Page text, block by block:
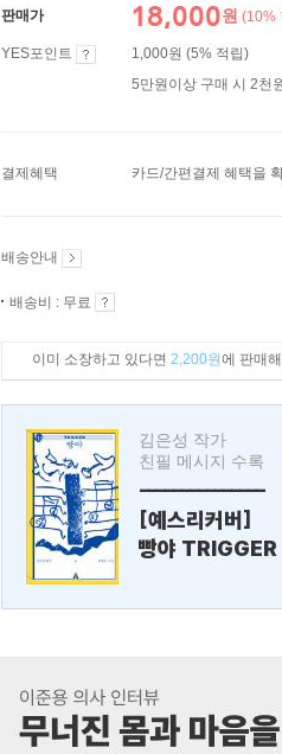
판매가 18,000원 (10%
YES포인트
1,000원 (5% 적립)
5만원이상 구매 시 2천
결제혜택 카드/간편결제 혜택을
배송안내
배송비 : 무료
이미 소장하고 있다면 2,200원에 판매
김은성 작가
친필 메시지 수록
---------------
[예스리커버]
빵야 TRIGGER